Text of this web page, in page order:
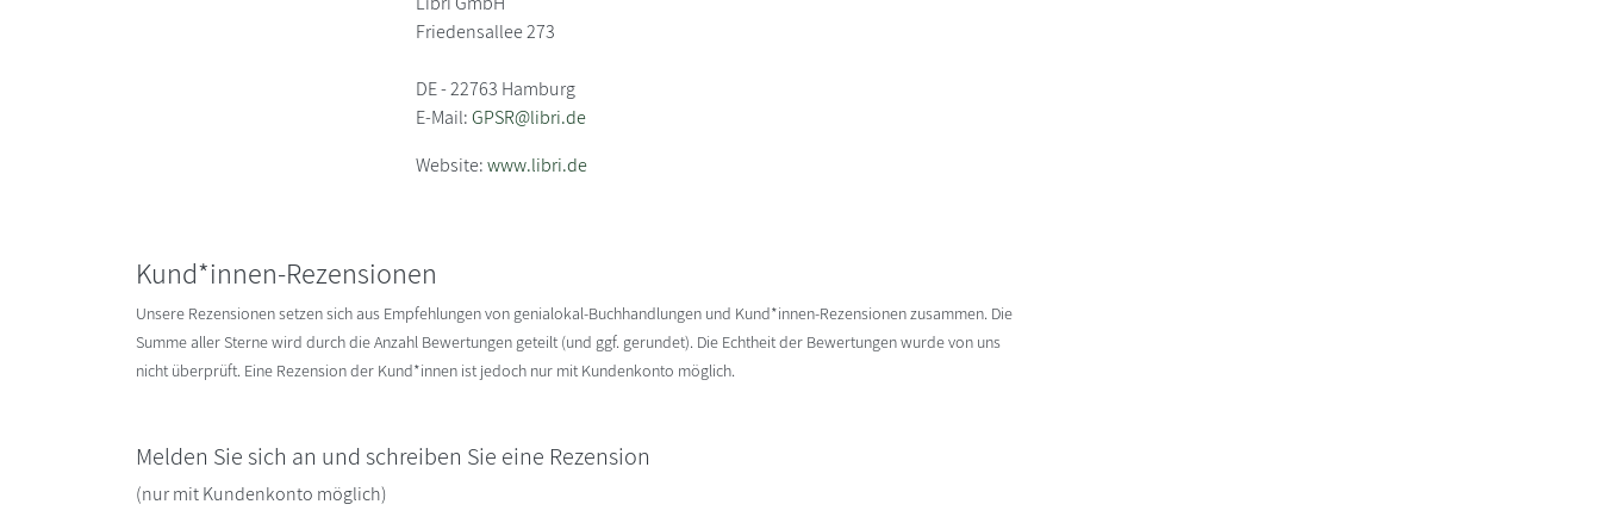
Friedensallee 273
DE - 22763 Hamburg
E-Mail:GPSR@libri.de
Website:www.libri.de
Kund*innen-Rezensionen
Unsere Rezensionen setzen sich aus Empfehlungen von genialokal-Buchhandlungen und Kund*innen-Rezensionen zusammen. Die
Summe aller Sterne wird durch die Anzahl Bewertungen geteilt (und ggf. gerundet). Die Echtheit der Bewertungen wurde von uns
nicht überprüft. Eine Rezension der Kund*innen ist jedoch nur mit Kundenkonto möglich.
Melden Sie sich an und schreiben Sie eine Rezension
(nur mit Kundenkonto möglich)